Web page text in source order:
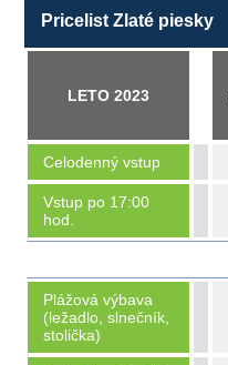
Pricelist Zlaté piesky
LETO 2023
Celodenný vstup
Vstup po 17:00
hod.
Plážová výbava
(ležadlo, slnečník,
stolička)